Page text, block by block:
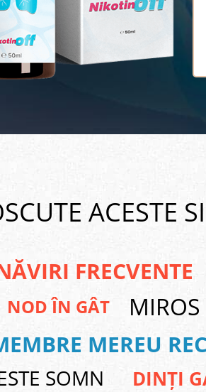
ACESTE
FRECVENTE
NOD ÎN GÂT
MEREU
SOMN DINȚI